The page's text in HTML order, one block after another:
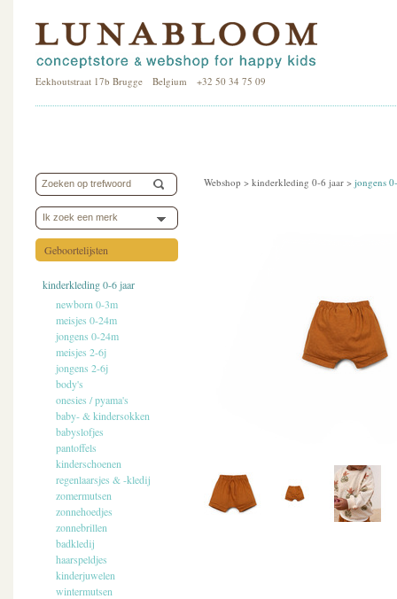
Eekhoutstraat 17b Brugge Belgium +32 50 34 75 09
Ik zoek een merk
Geboortelijsten
kinderkleding 0-6 jaar
newborn 0-3m
meisjes 0-24m
jongens 0-24m
meisjes 2-6j
jongens 2-6j
body's
onesies / pyama's
baby- & kindersokken
babyslofjes
pantoffels
kinderschoenen
regenlaarsjes & -kledij
zomermutsen
zonnehoedjes
zonnebrillen
badkledij
haarspeldjes
kinderjuwelen
wintermutsen
Webshop > kinderkleding 0-6 jaar > jongens